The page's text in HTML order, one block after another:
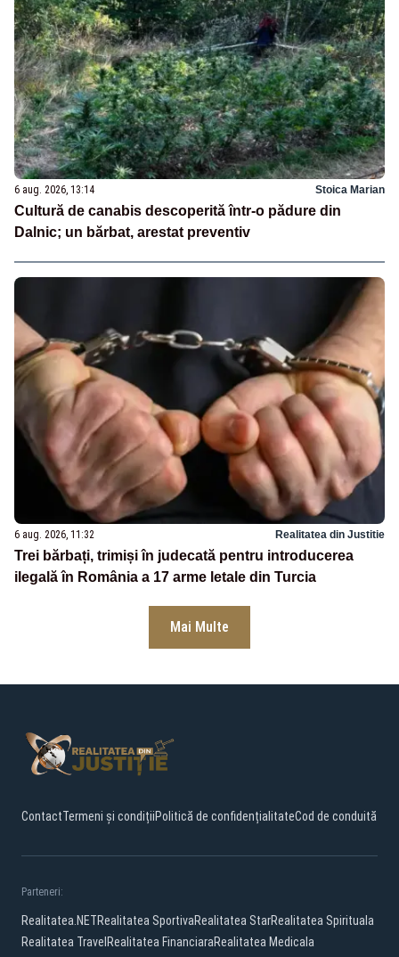
6 aug. 2026, 13:14 Stoica Marian
Cultură de canabis descoperită într-o pădure din
Dalnic; un bărbat, arestat preventiv
6 aug. 2026, 11:32 Realitatea din Justitie
Trei bărbați, trimiși în judecată pentru introducerea
ilegală în România a 17 arme letale din Turcia
Mai Multe
ContactTermeni și condițiiPolitică de confidențialitateCod de conduită
Parteneri:
Realitatea.NETRealitatea SportivaRealitatea StarRealitatea Spirituala
Realitatea Travel Realitatea FinanciaraRealitatea Medicala